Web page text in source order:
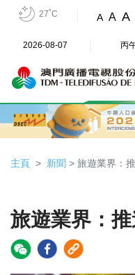
27˚C A A A
2026-08-07 丙
主頁 新聞 > 旅遊業界：
旅遊業界：